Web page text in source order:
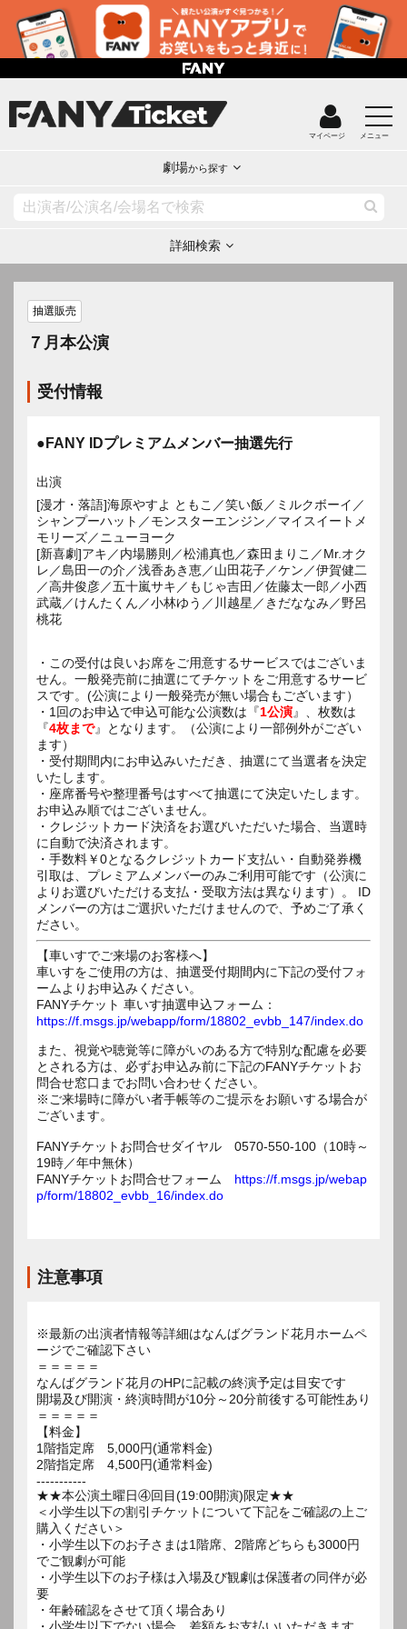
マイページ メニュー
劇場から探す
詳細検索
抽選販売
７月本公演
受付情報
●FANY IDプレミアムメンバー抽選先行
出演
[漫才・落語]海原やすよ ともこ／笑い飯／ミルクボーイ／
シャンプーハット／モンスターエンジン／マイスイートメ
モリーズ／ニューヨーク
[新喜劇]アキ／内場勝則／松浦真也／森田まりこ／Mr.オク
レ／島田一の介／浅香あき恵／山田花子／ケン／伊賀健二
／高井俊彦／五十嵐サキ／もじゃ吉田／佐藤太一郎／小西
武蔵／けんたくん／小林ゆう／川越星／きだななみ／野呂
桃花
・この受付は良いお席をご用意するサービスではございま
せん。一般発売前に抽選にてチケットをご用意するサービ
スです。(公演により一般発売が無い場合もございます）
・1回のお申込で申込可能な公演数は『1公演』、枚数は
『4枚まで』となります。（公演により一部例外がござい
ます）
・受付期間内にお申込みいただき、抽選にて当選者を決定
いたします。
・座席番号や整理番号はすべて抽選にて決定いたします。
お申込み順ではございません。
・クレジットカード決済をお選びいただいた場合、当選時
に自動で決済されます。
・手数料￥0となるクレジットカード支払い・自動発券機
引取は、プレミアムメンバーのみご利用可能です（公演に
よりお選びいただける支払・受取方法は異なります）。 ID
メンバーの方はご選択いただけませんので、予めご了承く
ださい。
【車いすでご来場のお客様へ】
車いすをご使用の方は、抽選受付期間内に下記の受付フォ
ームよりお申込みください。
FANYチケット 車いす抽選申込フォーム：
https://f.msgs.jp/webapp/form/18802_evbb_147/index.do
また、視覚や聴覚等に障がいのある方で特別な配慮を必要
とされる方は、必ずお申込み前に下記のFANYチケットお
問合せ窓口までお問い合わせください。
※ご来場時に障がい者手帳等のご提示をお願いする場合が
ございます。
FANYチケットお問合せダイヤル 0570-550-100（10時～
19時／年中無休）
FANYチケットお問合せフォーム https://f.msgs.jp/webap
p/form/18802_evbb_16/index.do
注意事項
※最新の出演者情報等詳細はなんばグランド花月ホームペ
ージでご確認下さい
＝＝＝＝＝
なんばグランド花月のHPに記載の終演予定は目安です
開場及び開演・終演時間が10分～20分前後する可能性あり
＝＝＝＝＝
【料金】
1階指定席 5,000円(通常料金)
2階指定席 4,500円(通常料金)
-----------
★★本公演土曜日④回目(19:00開演)限定★★
＜小学生以下の割引チケットについて下記をご確認の上ご
購入ください＞
・小学生以下のお子さまは1階席、2階席どちらも3000円
でご観劇が可能
・小学生以下のお子様は入場及び観劇は保護者の同伴が必
要
・年齢確認をさせて頂く場合あり